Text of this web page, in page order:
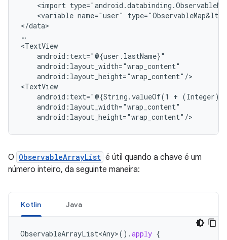
<import
<variable name="user"
</data>
…
android:layout_height="wrap_content"/>
android:text="@{String.valueOf(1
+
O ObservableArrayList é útil quando a chave é um
número inteiro, da seguinte maneira:
Kotlin Java
ObservableArrayList<Any>().apply {